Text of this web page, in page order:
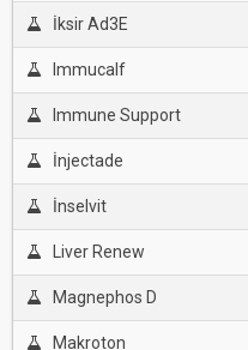
İksir Ad3E
Immucalf
Immune Support
İnjectade
İnselvit
Liver Renew
Magnephos D
Makroton